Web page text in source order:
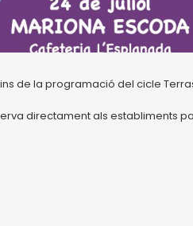
de la programació del cicle
directament als establiments